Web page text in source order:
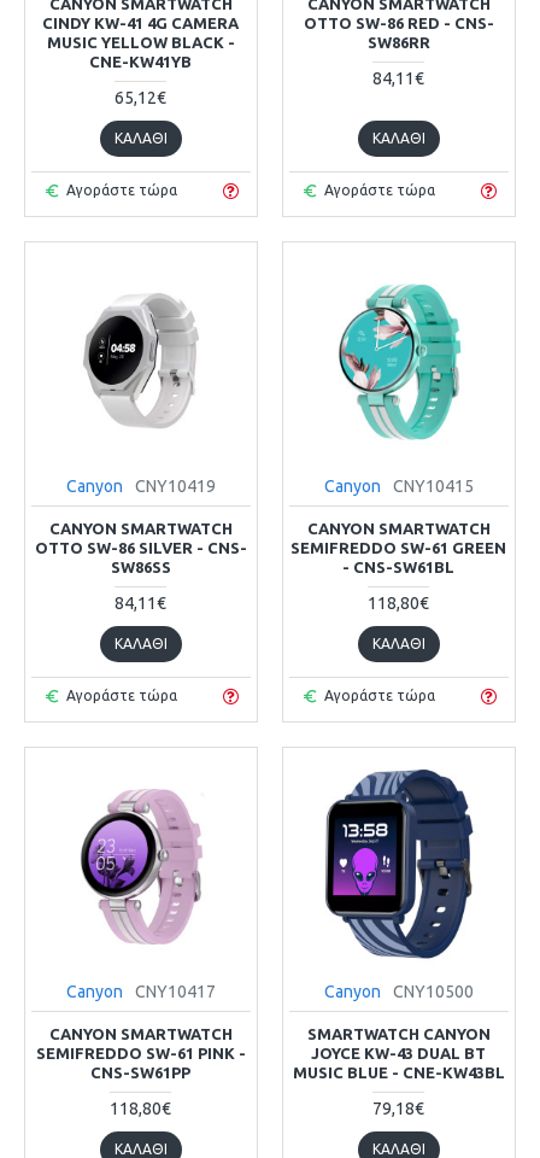
CANYON SMARTWATCH
CINDY KW-41 4G CAMERA
MUSIC YELLOW BLACK -
CNE-KW41YB
65,12€
ΚΑΛΆΘΙ
Αγοράστε τώρα
CANYON SMARTWATCH
OTTO SW-86 RED - CNS-
SW86RR
84,11€
ΚΑΛΆΘΙ
Αγοράστε τώρα
Canyon CNY10419
CANYON SMARTWATCH
OTTO SW-86 SILVER - CNS-
SW86SS
84,11€
ΚΑΛΆΘΙ
Αγοράστε τώρα
Canyon CNY10415
CANYON SMARTWATCH
SEMIFREDDO SW-61 GREEN
- CNS-SW61BL
118,80€
ΚΑΛΆΘΙ
Αγοράστε τώρα
Canyon CNY10417
CANYON SMARTWATCH
SEMIFREDDO SW-61 PINK -
CNS-SW61PP
118,80€
ΚΑΛΆΘΙ
Canyon CNY10500
SMARTWATCH CANYON
JOYCE KW-43 DUAL BT
MUSIC BLUE - CNE-KW43BL
79,18€
ΚΑΛΆΘΙ